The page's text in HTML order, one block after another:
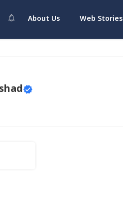
About Us Web Stories